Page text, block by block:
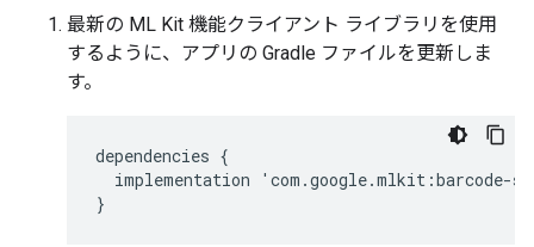
最新の ML Kit 機能クライアント ライブラリを使用
するように、アプリの Gradle ファイルを更新しま
す。
dependencies {
implementation
' com .google.mlkit :barcode-
}